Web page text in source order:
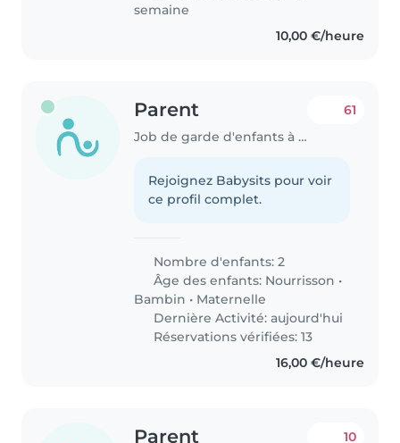
semaine
10,00 €/heure
Parent
Job de garde d'enfants à Contern
61
Rejoignez Babysits pour voir
ce profil complet.
Nombre d'enfants: 2
Âge des enfants: Nourrisson •
Bambin • Maternelle
Dernière Activité: aujourd'hui
Réservations vérifiées: 13
16,00 €/heure
Parent 10